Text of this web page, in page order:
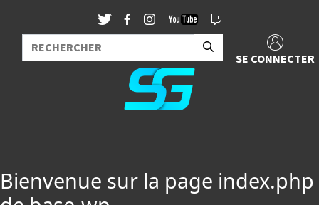
SE CONNECTER
Bienvenue sur la page index.php